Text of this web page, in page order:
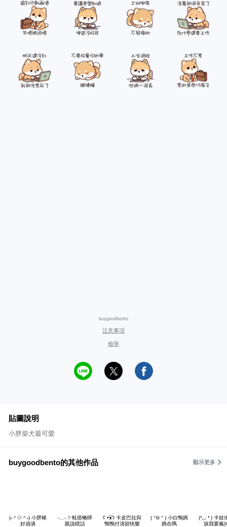
buygoodbento
注意事項
檢舉
貼圖說明
小胖柴犬最可愛
buygoodbento的其他作品 顯示更多
(˶＾⚇＾˵) 小胖豬
好崩潰
-﹏- ੭ 蛙搭蜥睜
眼說瞎話
ʕ •͡ᴥʔ 卡皮巴拉與
鴨鴨付清節快樂
( °⊖ ° ) 小白鴨媽
媽在嗎
(❛◡ ❛ ) 卡娃
孩我要瘋